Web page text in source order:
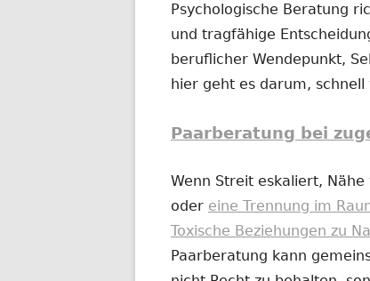
Psychologische Beratung
und tragfähige
beruflicher Wendepunkt,
hier geht es darum,
Paarberatung bei
Wenn Streit eskaliert,
oder eine Trennung im
Toxische Beziehungen zu
Paarberatung kann